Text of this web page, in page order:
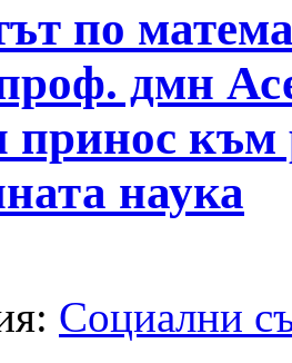
по
дмн
принос
наука
Социални